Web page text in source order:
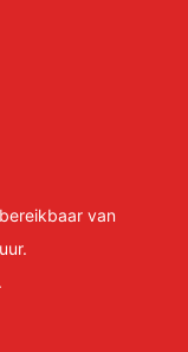
van